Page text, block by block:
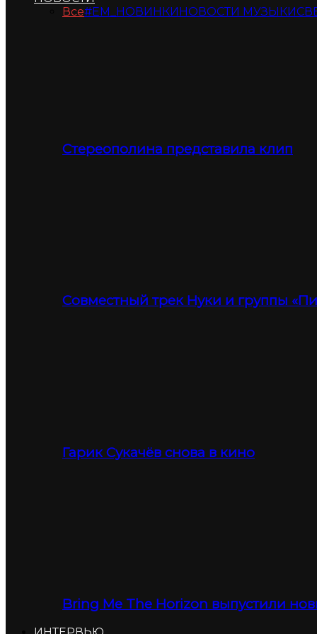
Все#ЕМ_НОВИНКИНОВОСТИ МУЗЫКИ
Стереополина представила клип
Совместный трек Нуки и группы
Гарик Сукачёв снова в кино
Bring Me The Horizon выпустили